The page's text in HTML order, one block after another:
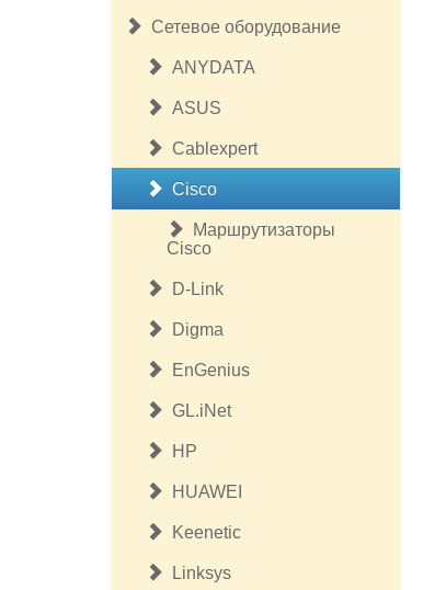
Сетевое оборудование
ANYDATA
ASUS
Cablexpert
Cisco
Маршрутизаторы
Cisco
D-Link
Digma
EnGenius
GL.iNet
HP
HUAWEI
Keenetic
Linksys